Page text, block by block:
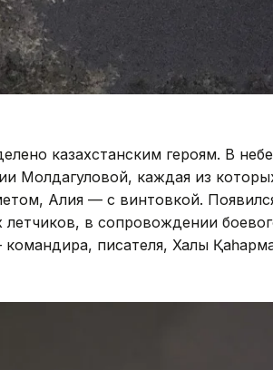
казахстанским героям. В
Молдагуловой, каждая из
Алия — с винтовкой.
в сопровождении
писателя, Халық